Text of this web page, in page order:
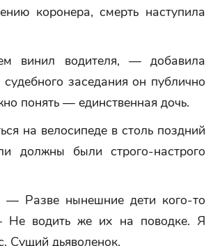
коронера, смерть наступила
винил водителя, — добавила
заседания он публично
понять — единственная дочь.
на велосипеде в столь поздний
были строго-настрого
Разве нынешние дети кого-то
водить же их на поводке. Я
Сущий дьяволенок.